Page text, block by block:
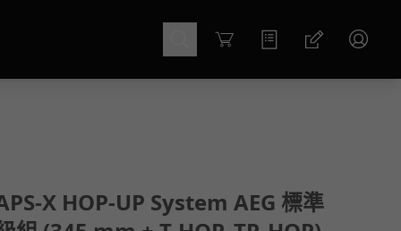
Cart
X HOP-UP System AEG 標準